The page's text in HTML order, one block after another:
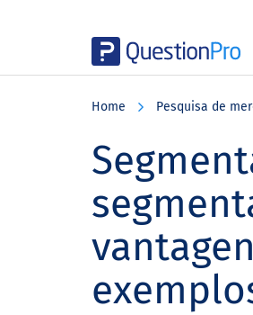
Home Pesquisa de